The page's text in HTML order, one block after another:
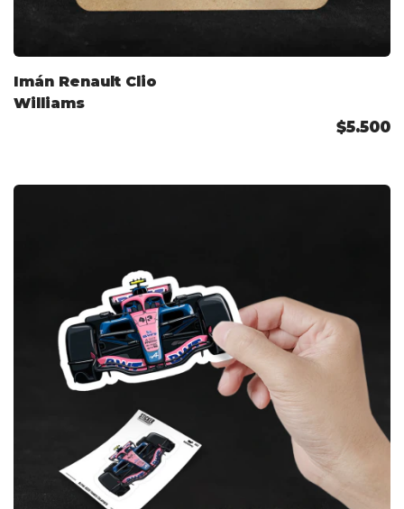
Imán Renault Clio
Williams
$5.500